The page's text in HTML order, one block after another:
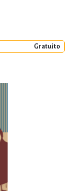
Gratuito